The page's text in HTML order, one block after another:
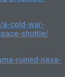
a-cold-war-
shuttle/
ruined-nasa-